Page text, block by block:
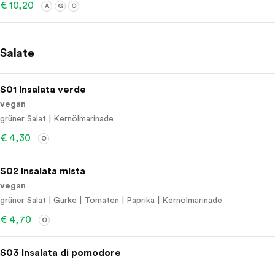
€ 10,20 A G O
Salate
S01 Insalata verde
vegan
grüner Salat | Kernölmarinade
€ 4,30 O
S02 Insalata mista
vegan
grüner Salat | Gurke | Tomaten | Paprika | Kernölmarinade
€ 4,70 O
S03 Insalata di pomodore